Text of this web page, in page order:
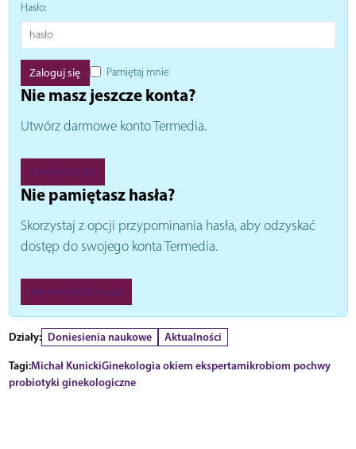
Hasło:
Pamiętaj mnie
Nie masz jeszcze konta?
Utwórz darmowe konto Termedia.
Zarejestruj się
Nie pamiętasz hasła?
Skorzystaj z opcji przypominania hasła, aby odzyskać
dostęp do swojego konta Termedia.
Nie pamiętam hasła
Działy: Doniesienia naukowe
Aktualności
Tagi:Michał KunickiGinekologia okiem ekspertamikrobiom pochwy
probiotyki ginekologiczne